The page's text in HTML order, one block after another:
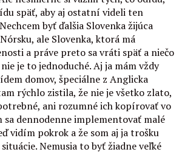
späť, aby aj ostatní videli ten
byť ďalšia Slovenka žijúca
ale Slovenka, ktorá má
a práve preto sa vráti späť a niečo
je to jednoduché. Aj ja mám vždy
domov, špeciálne z Anglicka
rýchlo zistila, že nie je všetko zlato,
ani rozumné ich kopírovať vo
sa dennodenne implementovať malé
vidím pokrok a že som aj ja trošku
Nemusia to byť žiadne veľké